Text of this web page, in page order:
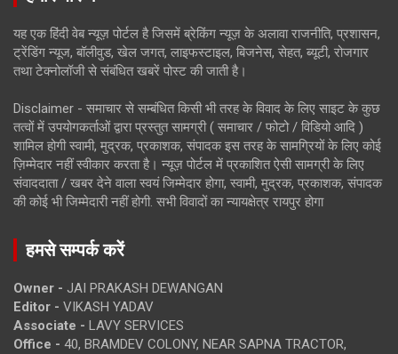
यह एक हिंदी वेब न्यूज़ पोर्टल है जिसमें ब्रेकिंग न्यूज़ के अलावा राजनीति, प्रशासन,
ट्रेंडिंग न्यूज, बॉलीवुड, खेल जगत, लाइफस्टाइल, बिजनेस, सेहत, ब्यूटी, रोजगार
तथा टेक्नोलॉजी से संबंधित खबरें पोस्ट की जाती है।
Disclaimer - समाचार से सम्बंधित किसी भी तरह के विवाद के लिए साइट के कुछ
तत्वों में उपयोगकर्ताओं द्वारा प्रस्तुत सामग्री ( समाचार / फोटो / विडियो आदि )
शामिल होगी स्वामी, मुद्रक, प्रकाशक, संपादक इस तरह के सामग्रियों के लिए कोई
ज़िम्मेदार नहीं स्वीकार करता है। न्यूज़ पोर्टल में प्रकाशित ऐसी सामग्री के लिए
संवाददाता / खबर देने वाला स्वयं जिम्मेदार होगा, स्वामी, मुद्रक, प्रकाशक, संपादक
की कोई भी जिम्मेदारी नहीं होगी. सभी विवादों का न्यायक्षेत्र रायपुर होगा
हमसे सम्पर्क करें
Owner - JAI PRAKASH DEWANGAN
Editor - VIKASH YADAV
Associate - LAVY SERVICES
Office - 40, BRAMDEV COLONY, NEAR SAPNA TRACTOR,